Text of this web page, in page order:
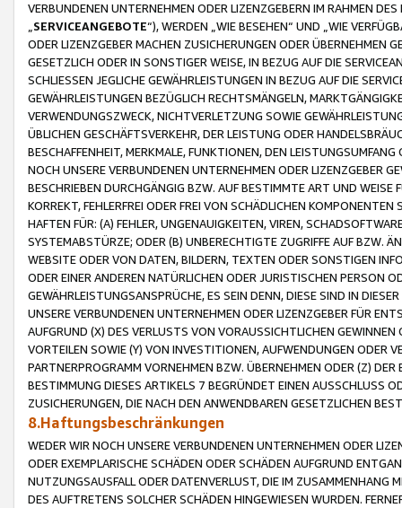
VERBUNDENEN UNTERNEHMEN ODER LIZENZGEBERN IM RAHMEN
SERVICEANGEBOTE“), WERDEN „WIE BESEHEN“ UND „WIE
ODER LIZENZGEBER MACHEN ZUSICHERUNGEN ODER ÜBERNEHMEN
GESETZLICH ODER IN SONSTIGER WEISE, IN BEZUG AUF DIE
SCHLIESSEN JEGLICHE GEWÄHRLEISTUNGEN IN BEZUG AUF DIE
GEWÄHRLEISTUNGEN BEZÜGLICH RECHTSMÄNGELN,
VERWENDUNGSZWECK, NICHTVERLETZUNG SOWIE
ÜBLICHEN GESCHÄFTSVERKEHR, DER LEISTUNG ODER
BESCHAFFENHEIT, MERKMALE, FUNKTIONEN, DEN
NOCH UNSERE VERBUNDENEN UNTERNEHMEN ODER LIZENZGEBER
BESCHRIEBEN DURCHGÄNGIG BZW. AUF BESTIMMTE ART UND
KORREKT, FEHLERFREI ODER FREI VON SCHÄDLICHEN
HAFTEN FÜR: (A) FEHLER, UNGENAUIGKEITEN, VIREN,
SYSTEMABSTÜRZE; ODER (B) UNBERECHTIGTE ZUGRIFFE AUF BZW.
WEBSITE ODER VON DATEN, BILDERN, TEXTEN ODER SONSTIGEN
ODER EINER ANDEREN NATÜRLICHEN ODER JURISTISCHEN PERSON
GEWÄHRLEISTUNGSANSPRÜCHE, ES SEIN DENN, DIESE SIND IN
UNSERE VERBUNDENEN UNTERNEHMEN ODER LIZENZGEBER FÜR
AUFGRUND (X) DES VERLUSTS VON VORAUSSICHTLICHEN
VORTEILEN SOWIE (Y) VON INVESTITIONEN, AUFWENDUNGEN ODER
PARTNERPROGRAMM VORNEHMEN BZW. ÜBERNEHMEN ODER (Z)
BESTIMMUNG DIESES ARTIKELS 7 BEGRÜNDET EINEN AUSSCHLUSS
ZUSICHERUNGEN, DIE NACH DEN ANWENDBAREN GESETZLICHEN
8.Haftungsbeschränkungen
WEDER WIR NOCH UNSERE VERBUNDENEN UNTERNEHMEN ODER
ODER EXEMPLARISCHE SCHÄDEN ODER SCHÄDEN AUFGRUND
NUTZUNGSAUSFALL ODER DATENVERLUST, DIE IM ZUSAMMENHANG
DES AUFTRETENS SOLCHER SCHÄDEN HINGEWIESEN WURDEN.